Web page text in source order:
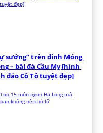
sướng” trên đỉnh Móng
– bãi đá Cầu Mỵ [hình
đảo Cô Tô tuyệt đẹp]